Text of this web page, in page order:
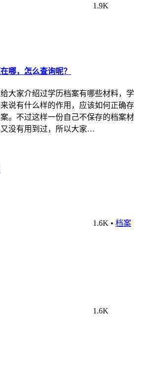
1.9K
哪，怎么查询呢？
大家介绍过学历档案有哪些材料，学
说有什么样的作用，应该如何正确存
。不过这样一份自己不保存的档案材
没有用到过，所以大家…
1.6K • 档案
1.6K